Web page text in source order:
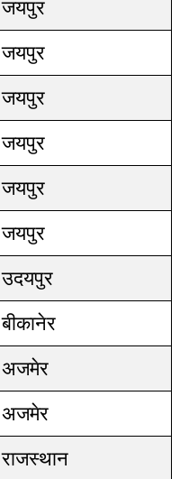
जयपुर
जयपुर
जयपुर
जयपुर
जयपुर
जयपुर
उदयपुर
बीकानेर
अजमेर
अजमेर
राजस्थान